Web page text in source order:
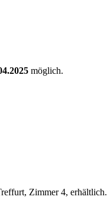
möglich.
Zimmer 4, erhältlich.